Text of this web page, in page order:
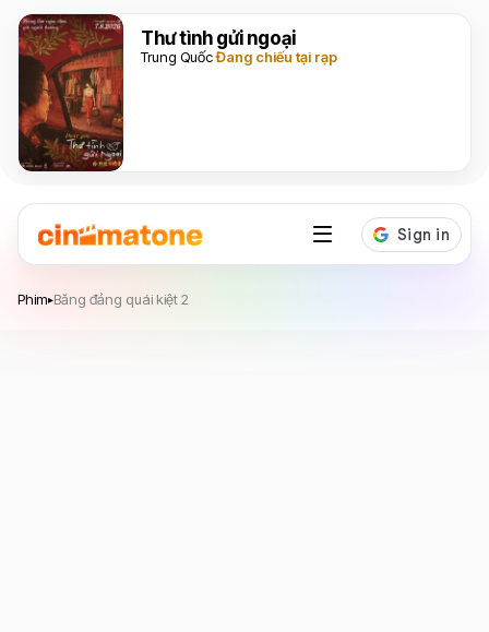
Thư tình gửi ngoại
Trung QuốcĐang chiếu tại rạp
Phim▸Băng đảng quái kiệt 2